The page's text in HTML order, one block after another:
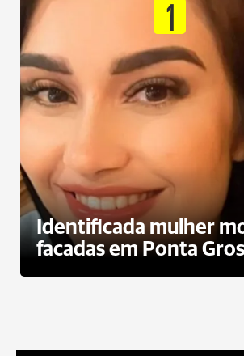
1
Identificada mulher
facadas em Ponta